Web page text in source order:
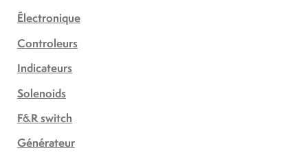
Électronique
Controleurs
Indicateurs
Solenoids
F&R switch
Générateur